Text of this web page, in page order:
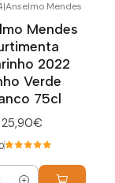
|Anselmo Mendes
Mendes
2022
Verde
75cl
25,90€